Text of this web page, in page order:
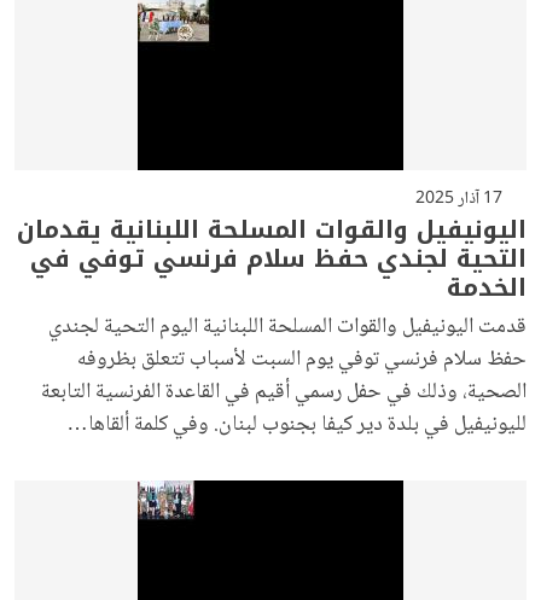
17 آذار 2025
اليونيفيل والقوات المسلحة اللبنانية يقدمان
التحية لجندي حفظ سلام فرنسي توفي في
الخدمة
قدمت اليونيفيل والقوات المسلحة اللبنانية اليوم التحية لجندي
حفظ سلام فرنسي توفي يوم السبت لأسباب تتعلق بظروفه
الصحية، وذلك في حفل رسمي أقيم في القاعدة الفرنسية التابعة
لليونيفيل في بلدة دير كيفا بجنوب لبنان. وفي كلمة ألقاها…